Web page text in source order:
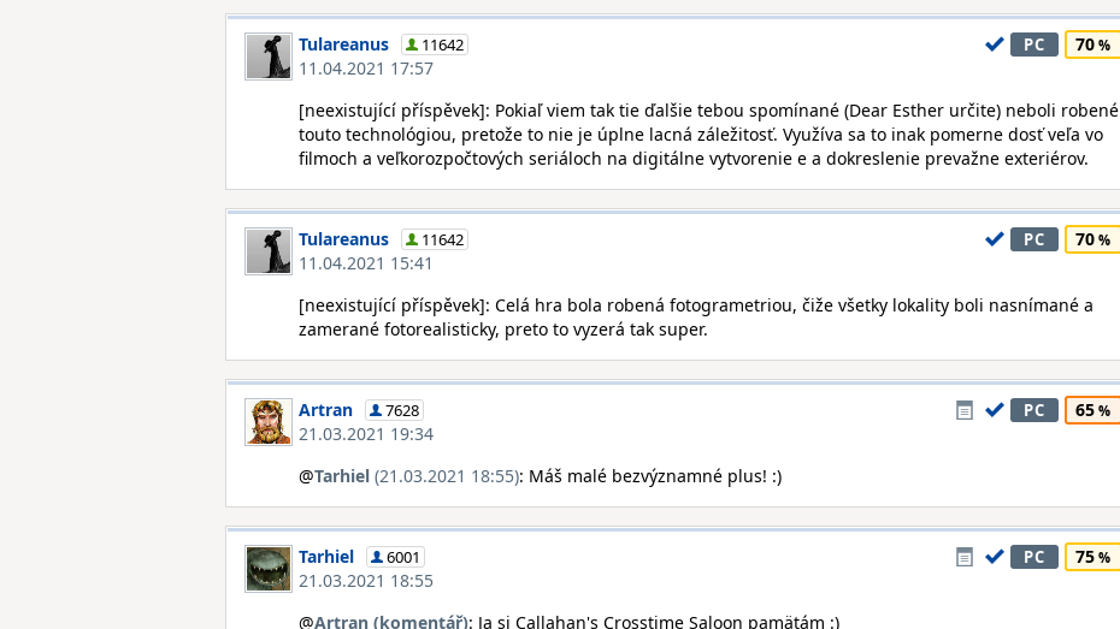
Tulareanus 11642
11.04.2021 17:57
PC 70
[neexistující příspěvek]: Pokiaľ viem tak tie ďalšie tebou spomínané (Dear Esther určite) neboli robené
touto technológiou, pretože to nie je úplne lacná záležitosť. Využíva sa to inak pomerne dosť veľa vo
filmoch a veľkorozpočtových seriáloch na digitálne vytvorenie e a dokreslenie prevažne exteriérov.
Tulareanus 11642
11.04.2021 15:41
PC 70
[neexistující příspěvek]: Celá hra bola robená fotogrametriou, čiže všetky lokality boli nasnímané a
zamerané fotorealisticky, preto to vyzerá tak super.
Artran 7628
21.03.2021 19:34
PC 65
@Tarhiel (21.03.2021 18:55): Máš malé bezvýznamné plus! :)
Tarhiel 6001
21.03.2021 18:55
PC 75
@Artran (komentář): Ja si Callahan's Crosstime Saloon pamätám :)